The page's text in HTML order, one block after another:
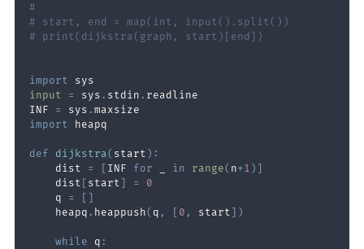
#
# start, end = map(int, input().split())
# print(dijkstra(graph, start)[end])
import
input
= sys . stdin .
INF = sys .
import
def dijkstra( start ) :
    dist
= [ INF for in range( n+1 ) ]
    dist
[ start ] =
0
    q
= [ ]
    heapq
. heappush( q , [ 0 , start ] )
while q :